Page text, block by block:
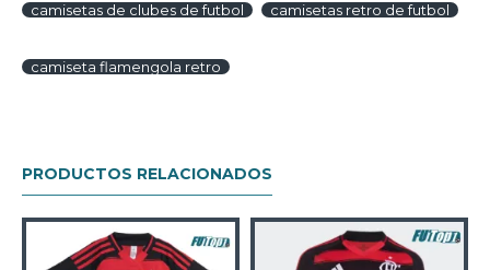
camisetas de clubes de futbol camisetas retro de futbol
camiseta flamengola retro
PRODUCTOS RELACIONADOS